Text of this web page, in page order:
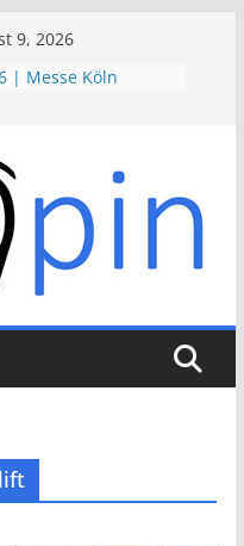
9, 2026
| Messe Köln
2026 |
EXPO 2026 | Messe
SHOW 2026 | Messe